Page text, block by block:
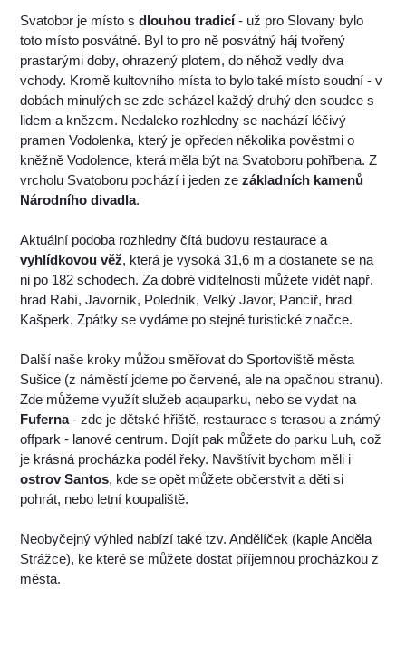
Svatobor je místo sdlouhou tradicí- už pro Slovany bylo
toto místo posvátné. Byl to pro ně posvátný háj tvořený
prastarými doby, ohrazený plotem, do něhož vedly dva
vchody. Kromě kultovního místa to bylo také místo soudní - v
dobách minulých se zde scházel každý druhý den soudce s
lidem a knězem. Nedaleko rozhledny se nachází léčivý
pramen Vodolenka, který je opředen několika pověstmi o
kněžně Vodolence, která měla být na Svatoboru pohřbena. Z
vrcholu Svatoboru pochází i jeden zezákladních kamenů
Národního divadla.
Aktuální podoba rozhledny čítá budovu restaurace a
vyhlídkovou věž, která je vysoká 31,6 m a dostanete se na
ni po 182 schodech. Za dobré viditelnosti můžete vidět např.
hrad Rabí, Javorník, Poledník, Velký Javor, Pancíř, hrad
Kašperk. Zpátky se vydáme po stejné turistické značce.
Další naše kroky můžou směřovat do Sportoviště města
Sušice (z náměstí jdeme po červené, ale na opačnou stranu).
Zde můžeme využít služeb aqauparku, nebo se vydat na
Fuferna- zde je dětské hřiště, restaurace s terasou a známý
offpark - lanové centrum. Dojít pak můžete do parku Luh, což
je krásná procházka podél řeky. Navštívit bychom měli i
ostrov Santos, kde se opět můžete občerstvit a děti si
pohrát, nebo letní koupaliště.
Neobyčejný výhled nabízí také tzv. Andělíček (kaple Anděla
Strážce), ke které se můžete dostat příjemnou procházkou z
města.